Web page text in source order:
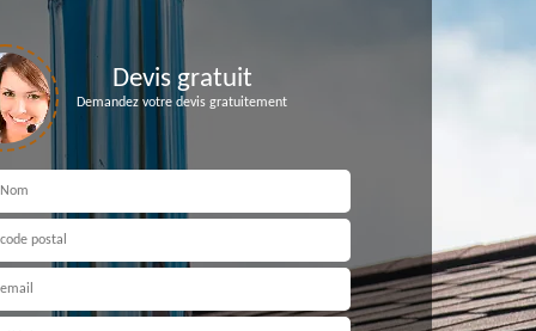
Devis gratuit
Demandez votre devis gratuitement